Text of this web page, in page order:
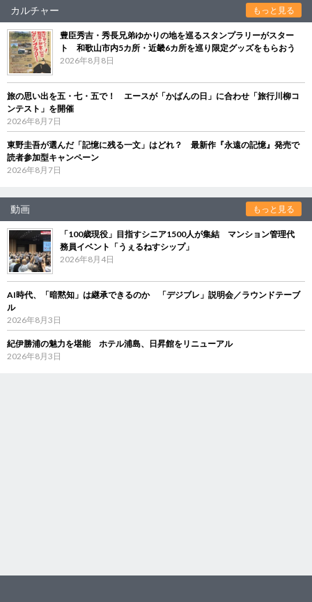
カルチャー もっと見る
豊臣秀吉・秀長兄弟ゆかりの地を巡るスタンプラリーがスター
ト 和歌山市内5カ所・近畿6カ所を巡り限定グッズをもらおう
2026年8月8日
旅の思い出を五・七・五で！ エースが「かばんの日」に合わせ「旅行川柳コ
ンテスト」を開催
2026年8月7日
東野圭吾が選んだ「記憶に残る一文」はどれ？ 最新作『永遠の記憶』発売で
読者参加型キャンペーン
2026年8月7日
動画 もっと見る
「100歳現役」目指すシニア1500人が集結 マンション管理代
務員イベント「うぇるねすシップ」
2026年8月4日
AI時代、「暗黙知」は継承できるのか 「デジブレ」説明会／ラウンドテーブ
ル
2026年8月3日
紀伊勝浦の魅力を堪能 ホテル浦島、日昇館をリニューアル
2026年8月3日